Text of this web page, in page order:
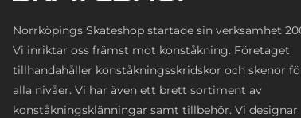
Norrköpings Skateshop startade sin verksamhet
Vi inriktar oss främst mot konståkning. Företaget
tillhandahåller konståkningsskridskor och skenor
alla nivåer. Vi har även ett brett sortiment av
konståkningsklänningar samt tillbehör. Vi designar